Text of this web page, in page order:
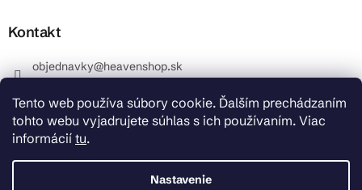
Tento web používa súbory cookie. Ďalším prechádzaním
tohto webu vyjadrujete súhlas s ich používaním. Viac
informácií tu.
Nastavenie
Kontakt
objednavky@heavenshop.sk
_Info objednávky : +421 914 399 399 Pracovné dni od
8.00 hod. do 12.00 . REKLAMÁCIE : +421 914 399 399
HeavenShop.sk
HeavenShop.sk